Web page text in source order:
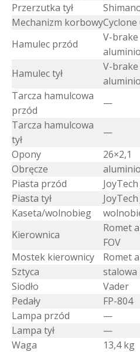
Przerzutka tył
Mechanizm korbowy
Hamulec przód
V-brake
Hamulec tył
V-brake
Tarcza hamulcowa
przód
—
Tarcza hamulcowa
tył
—
Opony
26×2,1
Obręcze
Piasta przód
Piasta tył
Kaseta/wolnobieg
Kierownica
Romet
FOV
Mostek kierownicy
Romet
Sztyca
stalowa
Siodło
Vader
Pedały
FP-804
Lampa przód
—
Lampa tył
—
Waga
13,4 kg